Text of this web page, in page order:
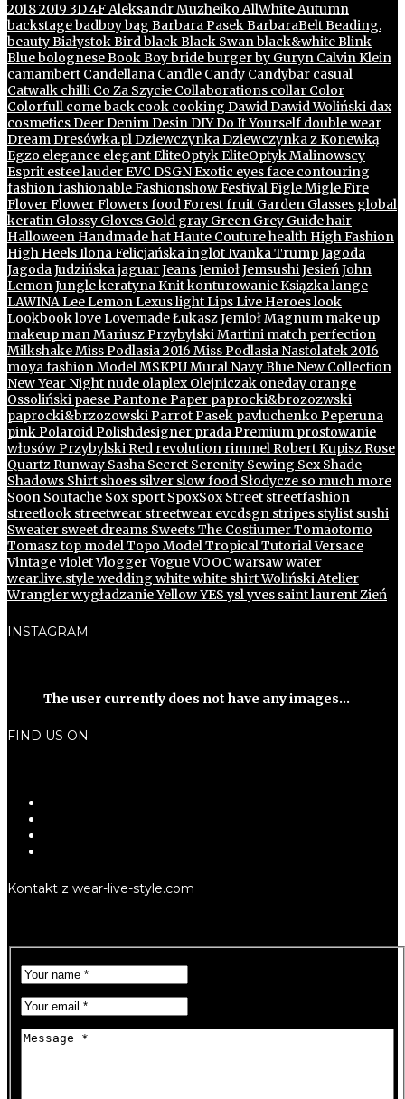
20182019 3D4FAleksandr Muzheiko AllWhiteAutumn
backstagebadboybag Barbara PasekBarbaraBeltBeading.
beautyBiałystokBirdblackBlack Swanblack&whiteBlink
BluebologneseBookBoybrideburgerby Guryn Calvin Klein
camambert Candellana Candle Candy Candybar casual
Catwalk chilli Co Za Szycie Collaborations collar Color
Colorfull come back cook cooking DawidDawid Woliński dax
cosmeticsDeerDenimDesinDIYDo It Yourself double wear
DreamDresówka.plDziewczynkaDziewczynka z Konewką
Egzo elegance elegantEliteOptykEliteOptyk Malinowscy
Esprit estee lauderEVC DSGNExotic eyesface contouring
fashionfashionableFashionshowFestivalFigle MigleFire
FloverFlowerFlowersfoodForestfruit Garden Glasses global
keratin Glossy Gloves Gold gray Green Grey Guidehair
Halloween Handmadehat Haute Couturehealth High Fashion
High HeelsIlona FelicjańskainglotIvanka TrumpJagoda
Jagoda JudzińskajaguarJeansJemiołJemsushiJesieńJohn
LemonJunglekeratynaKnitkonturowanieKsiązkalange
LAWINALeeLemonLexuslightLipsLive Heroeslook
LookbookloveLovemadeŁukasz JemiołMagnum make up
makeup manMariusz PrzybylskiMartini match perfection
MilkshakeMiss Podlasia 2016 Miss Podlasia Nastolatek 2016
mo.ya fashionModelMSKPUMural Navy Blue New Collection
New Year Night nude olaplexOlejniczak oneday orange
Ossoliński paesePantonePaper paprocki&brozozwski
paprocki&brzozowskiParrotPasek pavluchenko Peperuna
pinkPolaroidPolishdesigner pradaPremium prostowanie
włosówPrzybylskiRed revolution rimmelRobert KupiszRose
QuartzRunway Sasha Secret Serenity Sewing SexShade
Shadows Shirt shoes silver slow food Słodycze so much more
Soon Soutache Soxsport SpoxSoxStreet streetfashion
streetlook streetwear streetwear evcdsgn stripes stylist sushi
Sweater sweet dreams SweetsThe CostiumerTomaotomo
Tomasztop modelTopo ModelTropicalTutorialVersace
VintagevioletVloggerVogueVOOC warsawwater
wear.live.stylewedding whitewhite shirtWoliński Atelier
WranglerwygładzanieYellowYESyslyves saint laurentZień
INSTAGRAM
The user currently does not have any images...
FIND US ON
Kontakt z wear-live-style.com